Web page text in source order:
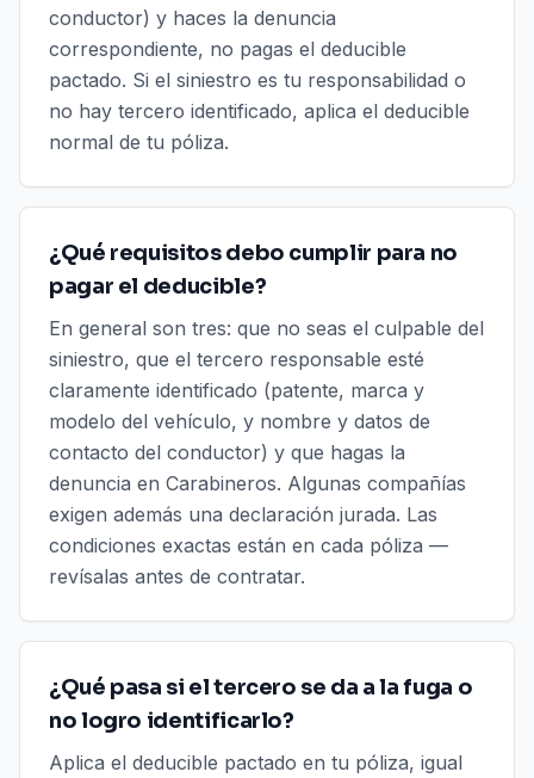
conductor) y haces la denuncia
correspondiente, no pagas el deducible
pactado. Si el siniestro es tu responsabilidad o
no hay tercero identificado, aplica el deducible
normal de tu póliza.
¿Qué requisitos debo cumplir para no
pagar el deducible?
En general son tres: que no seas el culpable del
siniestro, que el tercero responsable esté
claramente identificado (patente, marca y
modelo del vehículo, y nombre y datos de
contacto del conductor) y que hagas la
denuncia en Carabineros. Algunas compañías
exigen además una declaración jurada. Las
condiciones exactas están en cada póliza —
revísalas antes de contratar.
¿Qué pasa si el tercero se da a la fuga o
no logro identificarlo?
Aplica el deducible pactado en tu póliza, igual